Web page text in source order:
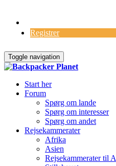
Registrer
Toggle navigation
Start her
Forum
Spørg om lande
Spørg om interesser
Spørg om andet
Rejsekammerater
Afrika
Asien
Rejsekammerater til